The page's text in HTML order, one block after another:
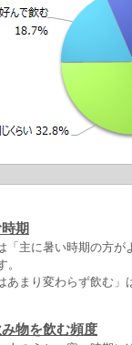
期
「主に暑い時期の方
あまり変わらず飲む
物を飲む頻度